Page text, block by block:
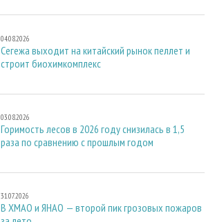
04.08.2026
Сегежа выходит на китайский рынок пеллет и
строит биохимкомплекс
03.08.2026
Горимость лесов в 2026 году снизилась в 1,5
раза по сравнению с прошлым годом
31.07.2026
В ХМАО и ЯНАО — второй пик грозовых пожаров